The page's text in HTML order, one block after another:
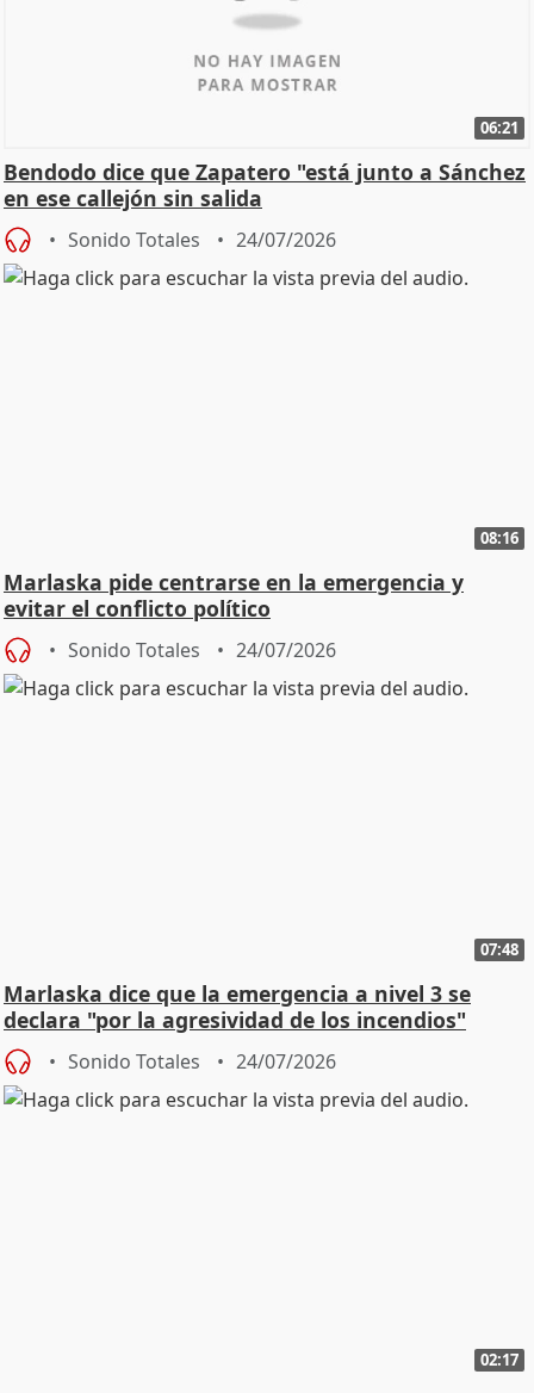
06:21
Bendodo dice que Zapatero "está junto a Sánchez
en ese callejón sin salida
Sonido Totales 24/07/2026
08:16
Marlaska pide centrarse en la emergencia y
evitar el conflicto político
Sonido Totales 24/07/2026
07:48
Marlaska dice que la emergencia a nivel 3 se
declara "por la agresividad de los incendios"
Sonido Totales 24/07/2026
02:17